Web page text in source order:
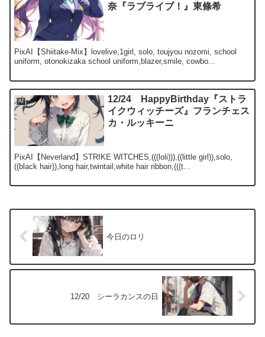
奈『ラブライブ！』東條希
PixAI【Shiitake-Mix】lovelive,1girl, solo, toujyou nozomi, school
uniform, otonokizaka school uniform,blazer,smile, cowbo...
AI
12/24 HappyBirthday『ストラ
イクウィッチーズ』フランチェス
カ・ルッキーニ
PixAI【Neverland】STRIKE WITCHES,(((loli))),((little girl)),solo,
((black hair)),long hair,twintail,white hair ribbon,(((t...
今日のロリ
12/20 シーラカンスの日